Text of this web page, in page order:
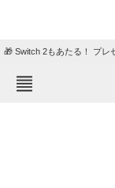
🎁 Switch 2もあたる！ プレ